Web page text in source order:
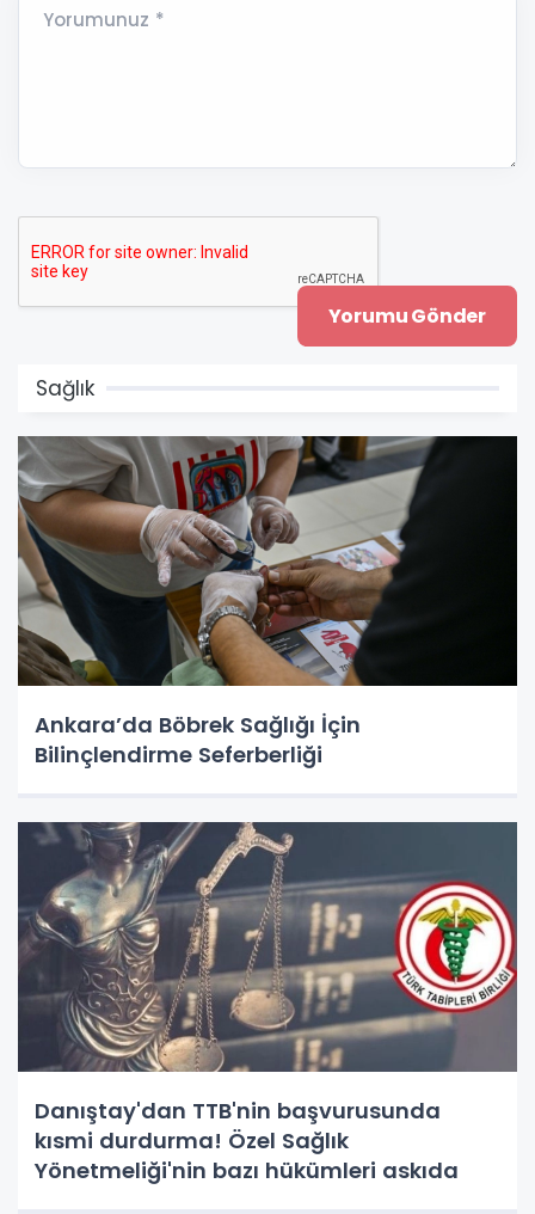
Yorumunuz *
Sağlık
Ankara’da Böbrek Sağlığı İçin
Bilinçlendirme Seferberliği
Danıştay'dan TTB'nin başvurusunda
kısmi durdurma! Özel Sağlık
Yönetmeliği'nin bazı hükümleri askıda